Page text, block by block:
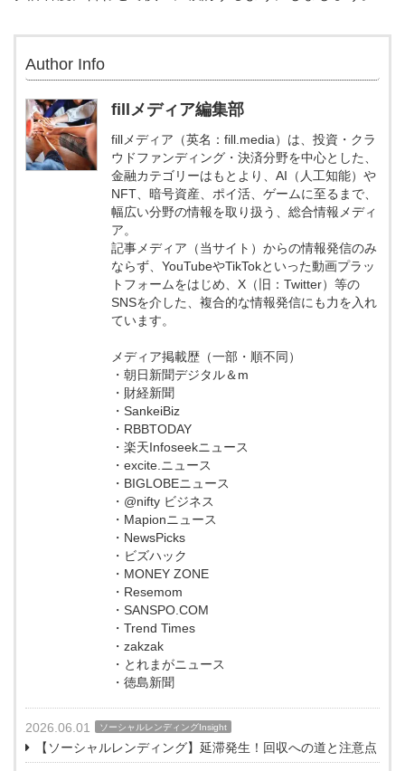
Author Info
fillメディア編集部
fillメディア（英名：fill.media）は、投資・クラ
ウドファンディング・決済分野を中心とした、
金融カテゴリーはもとより、AI（人工知能）や
NFT、暗号資産、ポイ活、ゲームに至るまで、
幅広い分野の情報を取り扱う、総合情報メディ
ア。
記事メディア（当サイト）からの情報発信のみ
ならず、YouTubeやTikTokといった動画プラッ
トフォームをはじめ、X（旧：Twitter）等の
SNSを介した、複合的な情報発信にも力を入れ
ています。
メディア掲載歴（一部・順不同）
・朝日新聞デジタル＆m
・財経新聞
・SankeiBiz
・RBBTODAY
・楽天Infoseekニュース
・excite.ニュース
・BIGLOBEニュース
・@nifty ビジネス
・Mapionニュース
・NewsPicks
・ビズハック
・MONEY ZONE
・Resemom
・SANSPO.COM
・Trend Times
・zakzak
・とれまがニュース
・徳島新聞
2026.06.01 ソーシャルレンディングInsight
【ソーシャルレンディング】延滞発生！回収への道と注意点